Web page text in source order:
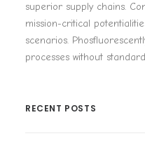
superior supply chains.
mission-critical
scenarios.
processes without
RECENT POSTS